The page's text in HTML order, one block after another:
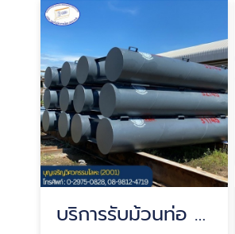
บริการรับม้วนท่อ ม้วนถัง OEM